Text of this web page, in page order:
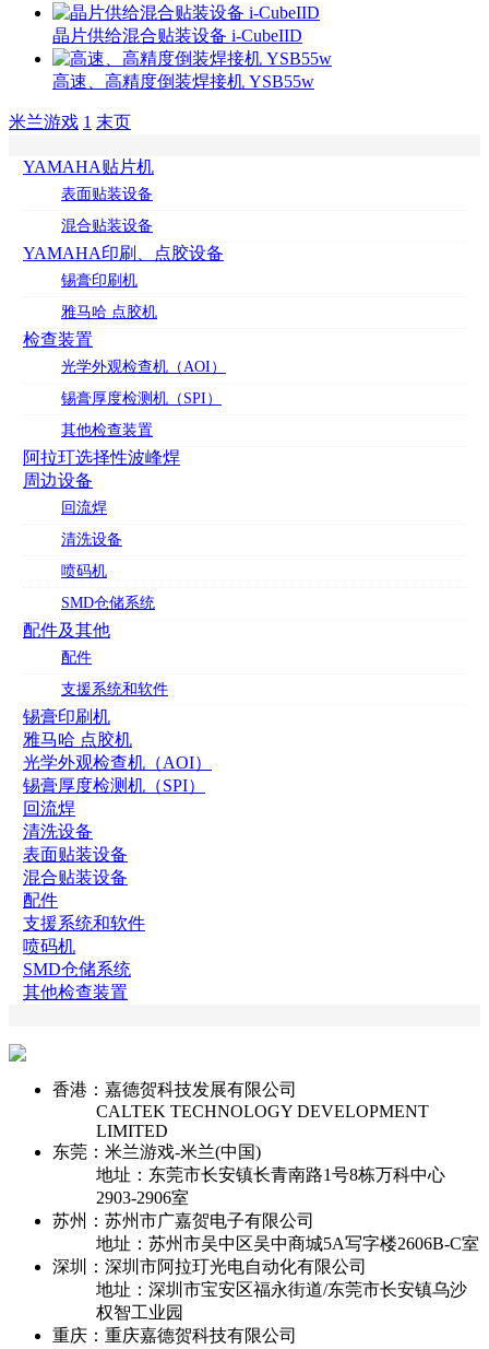
晶片供给混合贴装设备 i-CubeIID
高速、高精度倒装焊接机 YSB55w
米兰游戏 1 末页
YAMAHA贴片机
表面贴装设备
混合贴装设备
YAMAHA印刷、点胶设备
锡膏印刷机
雅马哈 点胶机
检查装置
光学外观检查机（AOI）
锡膏厚度检测机（SPI）
其他检查装置
阿拉玎选择性波峰焊
周边设备
回流焊
清洗设备
喷码机
SMD仓储系统
配件及其他
配件
支援系统和软件
锡膏印刷机
雅马哈 点胶机
光学外观检查机（AOI）
锡膏厚度检测机（SPI）
回流焊
清洗设备
表面贴装设备
混合贴装设备
配件
支援系统和软件
喷码机
SMD仓储系统
其他检查装置
香港：嘉德贺科技发展有限公司
CALTEK TECHNOLOGY DEVELOPMENT
LIMITED
东莞：米兰游戏-米兰(中国)
地址：东莞市长安镇长青南路1号8栋万科中心
2903-2906室
苏州：苏州市广嘉贺电子有限公司
地址：苏州市吴中区吴中商城5A写字楼2606B-C室
深圳：深圳市阿拉玎光电自动化有限公司
地址：深圳市宝安区福永街道/东莞市长安镇乌沙
权智工业园
重庆：重庆嘉德贺科技有限公司